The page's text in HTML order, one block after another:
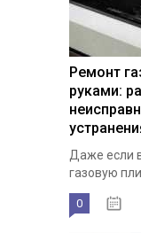
Ремонт
руками:
Даже если
газовую
0